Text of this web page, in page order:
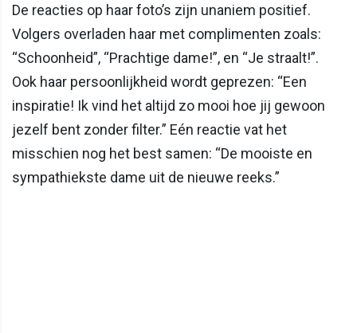
De reacties op haar foto’s zijn unaniem positief.
Volgers overladen haar met complimenten zoals:
“Schoonheid”, “Prachtige dame!”, en “Je straalt!”.
Ook haar persoonlijkheid wordt geprezen: “Een
inspiratie! Ik vind het altijd zo mooi hoe jij gewoon
jezelf bent zonder filter.” Eén reactie vat het
misschien nog het best samen: “De mooiste en
sympathiekste dame uit de nieuwe reeks.”